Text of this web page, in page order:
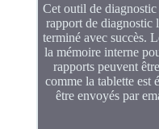
Cet outil de
rapport de diagnostic
terminé avec succès.
la mémoire interne
rapports peuvent
comme la tablette est
être envoyés par